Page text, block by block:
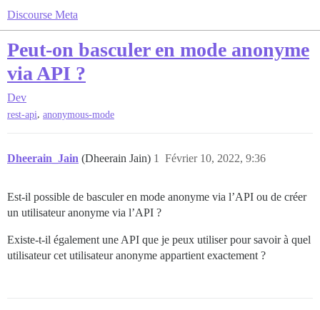
Discourse Meta
Peut-on basculer en mode anonyme
via API ?
Dev
rest-api, anonymous-mode
Dheerain_Jain (Dheerain Jain) Février 10, 2022, 9:36
1
Est-il possible de basculer en mode anonyme via l’API ou de créer
un utilisateur anonyme via l’API ?
Existe-t-il également une API que je peux utiliser pour savoir à quel
utilisateur cet utilisateur anonyme appartient exactement ?